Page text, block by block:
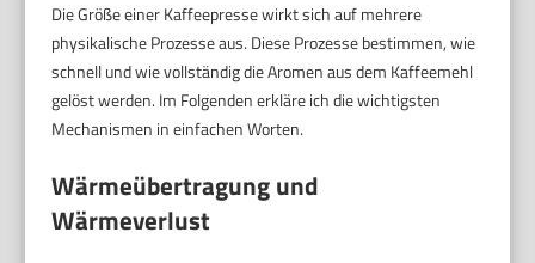
Die Größe einer Kaffeepresse wirkt sich auf mehrere
physikalische Prozesse aus. Diese Prozesse bestimmen, wie
schnell und wie vollständig die Aromen aus dem Kaffeemehl
gelöst werden. Im Folgenden erkläre ich die wichtigsten
Mechanismen in einfachen Worten.
Wärmeübertragung und
Wärmeverlust